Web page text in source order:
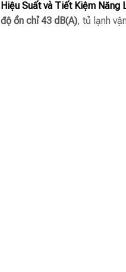
Hiệu Suất và Tiết Kiệm Năng
độ ồn chỉ 43 dB(A), tủ lạnh